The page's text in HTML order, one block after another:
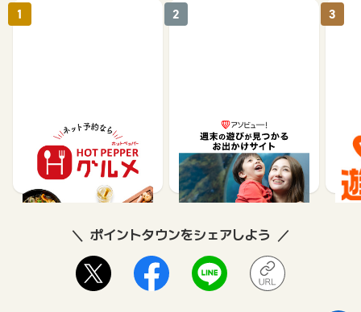
【ホットペッパーグル
メ】レストラン予約
85
1
遊び予約／レジャーチケ
ット購入サイト「アソビ
ュー！」
1.5%
2 3
ポイントタウンをシェアしよう